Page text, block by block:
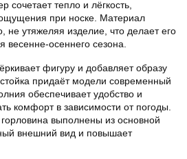
сочетает тепло и лёгкость,
при носке. Материал
не утяжеляя изделие, что делает его
осеннего сезона.
фигуру и добавляет образу
придаёт модели современный
обеспечивает удобство и
комфорт в зависимости от погоды.
выполнены из основной
внешний вид и повышает